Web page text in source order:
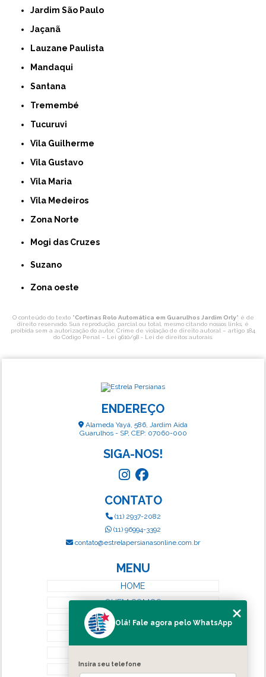
Jardim São Paulo
Jaçanã
Lauzane Paulista
Mandaqui
Santana
Tremembé
Tucuruvi
Vila Guilherme
Vila Gustavo
Vila Maria
Vila Medeiros
Zona Norte
Mogi das Cruzes
Suzano
Zona oeste
O conteúdo do texto "Cortinas Rolo Automática em Guarulhos Jardim Orly" é de
direito reservado. Sua reprodução, parcial ou total, mesmo citando nossos links, é
proibida sem a autorização do autor. Crime de violação de direito autoral – artigo 184
do Código Penal – Lei 9610/98 - Lei de direitos autorais.
ENDEREÇO
Alameda Yayá, 586, Jardim Aida
Guarulhos - SP, CEP: 07060-000
SIGA-NOS!
CONTATO
(11) 2937-2082
(11) 96994-3392
contato@estrelapersianasonline.com.br
MENU
HOME
QUEM SOMOS
SERVIÇOS
CATEGORIAS
Olá! Fale agora pelo WhatsApp
Insira seu telefone